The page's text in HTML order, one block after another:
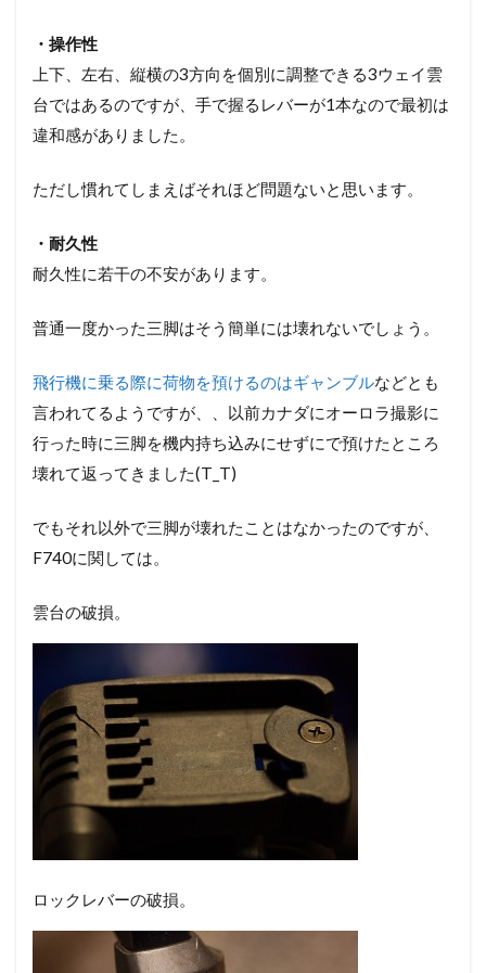
・操作性
上下、左右、縦横の3方向を個別に調整できる3ウェイ雲
台ではあるのですが、手で握るレバーが1本なので最初は
違和感がありました。
ただし慣れてしまえばそれほど問題ないと思います。
・耐久性
耐久性に若干の不安があります。
普通一度かった三脚はそう簡単には壊れないでしょう。
飛行機に乗る際に荷物を預けるのはギャンブルなどとも
言われてるようですが、、以前カナダにオーロラ撮影に
行った時に三脚を機内持ち込みにせずにで預けたところ
壊れて返ってきました(T_T)
でもそれ以外で三脚が壊れたことはなかったのですが、
F740に関しては。
雲台の破損。
ロックレバーの破損。